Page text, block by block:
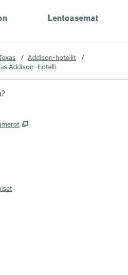
Lentoasemat
/ Addison-hotellit
/
Addison -hotelli
,